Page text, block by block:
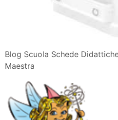
Blog Scuola Schede
Maestra